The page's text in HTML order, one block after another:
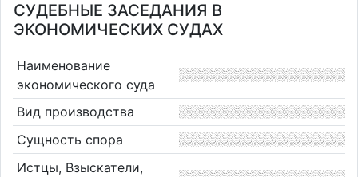
СУДЕБНЫЕ ЗАСЕДАНИЯ В
ЭКОНОМИЧЕСКИХ СУДАХ
Наименование
экономического суда
Вид производства
Сущность спора
Истцы, Взыскатели,